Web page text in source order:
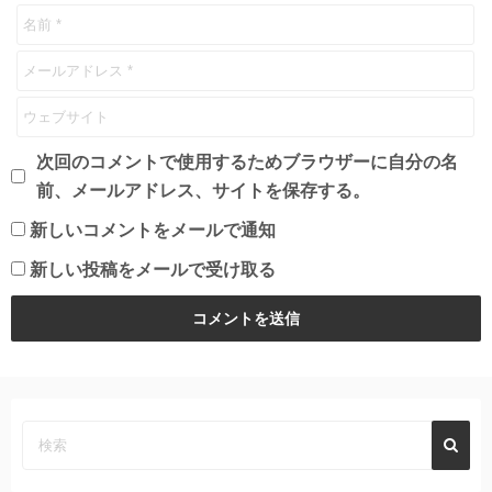
次回のコメントで使用するためブラウザーに自分の名
前、メールアドレス、サイトを保存する。
新しいコメントをメールで通知
新しい投稿をメールで受け取る